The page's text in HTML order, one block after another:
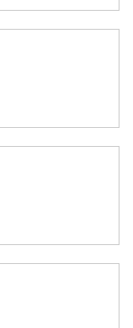
de acuerdo con